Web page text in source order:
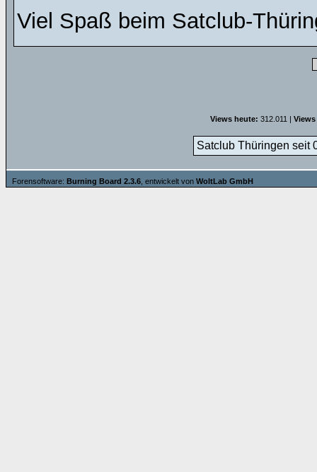
Viel Spaß beim Satclub-
Views heute: 312.011 |
Satclub Thüringen seit
Forensoftware: Burning Board 2.3.6 , entwickelt von WoltLab GmbH